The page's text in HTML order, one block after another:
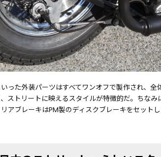
った外装パーツはすべてワンオフで製作され、
ストリートに映えるスタイルが特徴的だ。ちなみ
アブレーキはPM製のディスクブレーキをセットし